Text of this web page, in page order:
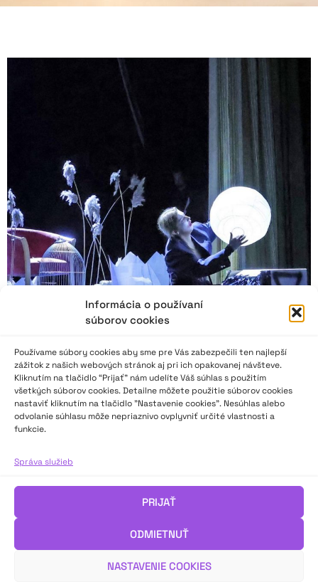
Informácia o používaní
súborov cookies
Používame súbory cookies aby sme pre Vás zabezpečili ten najlepší
zážitok z našich webových stránok aj pri ich opakovanej návšteve.
Kliknutím na tlačidlo “Prijať” nám udelíte Váš súhlas s použitím
všetkých súborov cookies. Detailne môžete použitie súborov cookies
nastaviť kliknutím na tlačidlo "Nastavenie cookies". Nesúhlas alebo
odvolanie súhlasu môže nepriaznivo ovplyvniť určité vlastnosti a
funkcie.
Správa služieb
PRIJAŤ
ODMIETNUŤ
NASTAVENIE COOKIES
HK 70: Obrovská chuť osloviť publikum
bola dramaturgia. Spoločnou črtou všetkých prednesov bola
podarilo. Dokázali, že už ovládajú jazyk prednesu, prirodzenú aj
štylizovanú intonáciu, zručne narábajú s melódiou, dynamikou,
tempom, rytmom aj pauzou, preto ako naozaj dôležitý sa tu
ukázal text, ktorý si vybrali pre svoju výpoveď,“ píše Eliška
Sadíleková vo svojom záverečnom hodnotení.